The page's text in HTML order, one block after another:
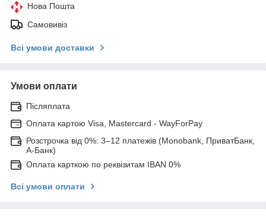
Нова Пошта
Самовивіз
Всі умови доставки
Умови оплати
Післяплата
Оплата картою Visa, Mastercard - WayForPay
Розстрочка від 0%: 3–12 платежів (Monobank, ПриватБанк,
А-Банк)
Оплата карткою по реквізитам IBAN 0%
Всі умови оплати